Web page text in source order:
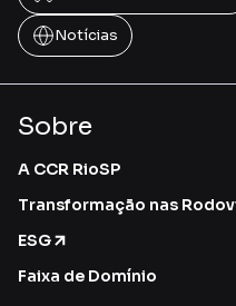
Notícias
Sobre
A CCR RioSP
Transformação nas
ESG
Faixa de Domínio